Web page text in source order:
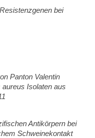
bei
Panton Valentin
Isolaten aus
Antikörpern bei
Schweinekontakt